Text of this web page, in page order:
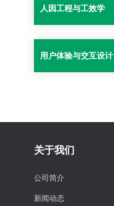
人因工程与工效学
用户体验与交互设计
关于我们
公司简介
新闻动态